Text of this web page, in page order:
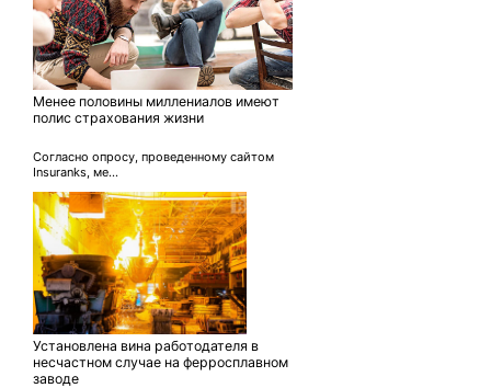
Менее половины миллениалов имеют
полис страхования жизни
Согласно опросу, проведенному сайтом
Insuranks, ме...
Установлена вина работодателя в
несчастном случае на ферросплавном
заводе